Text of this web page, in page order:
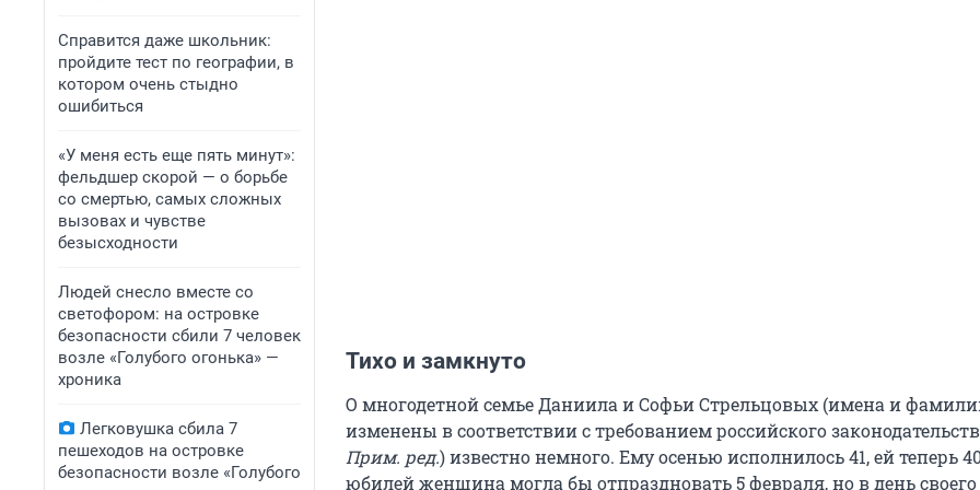
Справится даже школьник:
пройдите тест по географии, в
котором очень стыдно
ошибиться
«У меня есть еще пять минут»:
фельдшер скорой — о борьбе
со смертью, самых сложных
вызовах и чувстве
безысходности
Людей снесло вместе со
светофором: на островке
безопасности сбили 7 человек
возле «Голубого огонька» —
хроника
Легковушка сбила 7
пешеходов на островке
безопасности возле «Голубого
Тихо и замкнуто
О многодетной семье Даниила и Софьи Стрельцовых (имена и
изменены в соответствии с требованием российского
Прим. ред.) известно немного. Ему осенью исполнилось 41, ей теперь
юбилей женщина могла бы отпраздновать 5 февраля, но в день своего